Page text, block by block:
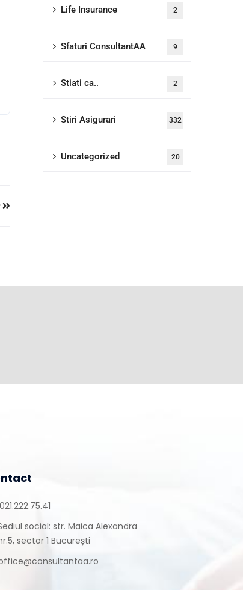
Life Insurance 2
Sfaturi ConsultantAA 9
Stiati ca.. 2
Stiri Asigurari 332
Uncategorized 20
021.222.75.41
social: str. Maica Alexandra
sector 1 București